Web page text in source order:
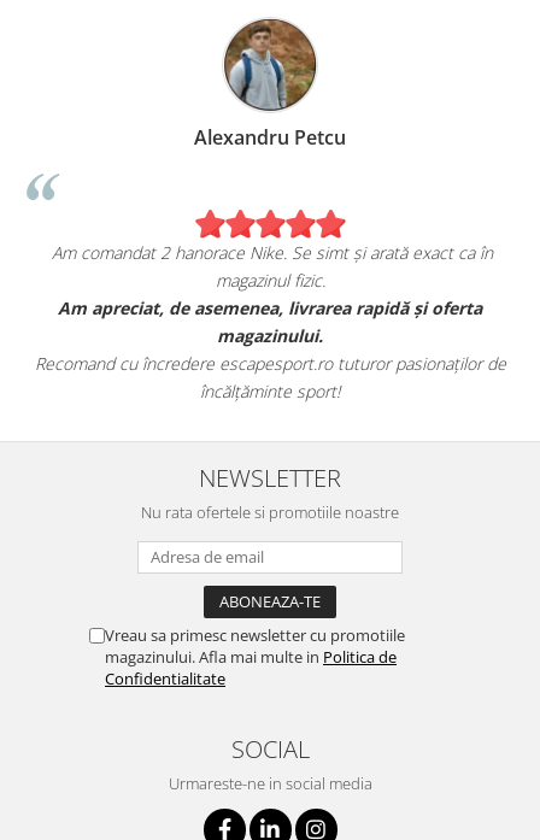
Alexandru Petcu
Am comandat 2 hanorace Nike. Se simt și arată exact ca în
magazinul fizic.
Am apreciat, de asemenea, livrarea rapidă și oferta
magazinului.
Recomand cu încredere escapesport.ro tuturor pasionaților de
încălțăminte sport!
NEWSLETTER
Nu rata ofertele si promotiile noastre
Vreau sa primesc newsletter cu promotiile
magazinului. Afla mai multe in Politica de
Confidentialitate
SOCIAL
Urmareste-ne in social media